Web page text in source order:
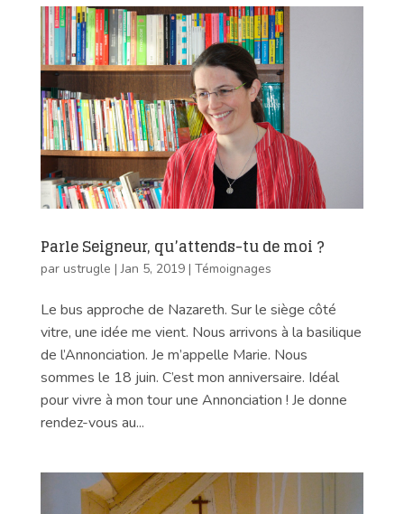
Parle Seigneur, qu’attends-tu de moi ?
par ustrugle |Jan 5, 2019| Témoignages
Le bus approche de Nazareth. Sur le siège côté
vitre, une idée me vient. Nous arrivons à la basilique
de l’Annonciation. Je m’appelle Marie. Nous
sommes le 18 juin. C’est mon anniversaire. Idéal
pour vivre à mon tour une Annonciation ! Je donne
rendez-vous au...